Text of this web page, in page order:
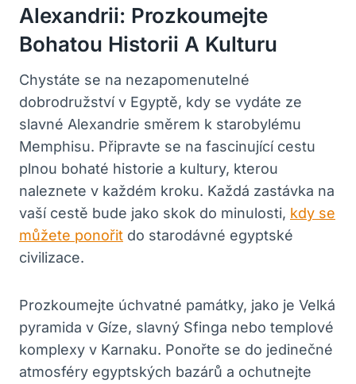
Alexandrii: Prozkoumejte
Bohatou Historii A Kulturu
Chystáte se na nezapomenutelné
dobrodružství v Egyptě, kdy se vydáte ze
slavné Alexandrie směrem k starobylému
Memphisu. Připravte se na fascinující cestu
plnou bohaté historie a kultury, kterou
naleznete v každém kroku. Každá zastávka na
vaší cestě bude jako skok do minulosti, kdy se
můžete ponořit do starodávné egyptské
civilizace.
Prozkoumejte úchvatné památky, jako je Velká
pyramida v Gíze, slavný Sfinga nebo templové
komplexy v Karnaku. Ponořte se do jedinečné
atmosféry egyptských bazárů a ochutnejte